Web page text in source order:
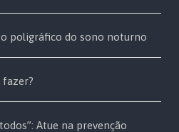
poligráfico do sono noturno
fazer?
Atue na prevenção